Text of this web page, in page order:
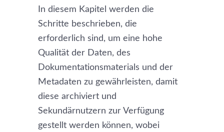
In diesem Kapitel werden die
Schritte beschrieben, die
erforderlich sind, um eine hohe
Qualität der Daten, des
Dokumentationsmaterials und der
Metadaten zu gewährleisten, damit
diese archiviert und
Sekundärnutzern zur Verfügung
gestellt werden können, wobei